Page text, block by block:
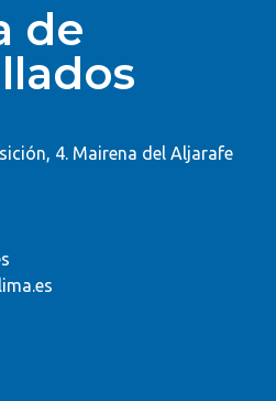
de
4. Mairena del Aljarafe